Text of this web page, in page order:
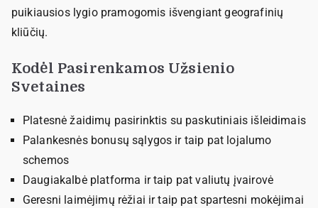
puikiausios lygio pramogomis išvengiant geografinių
kliūčių.
Kodėl Pasirenkamos Užsienio
Svetaines
Platesnė žaidimų pasirinktis su paskutiniais išleidimais
Palankesnės bonusų sąlygos ir taip pat lojalumo
schemos
Daugiakalbė platforma ir taip pat valiutų įvairovė
Geresni laimėjimų rėžiai ir taip pat spartesni mokėjimai